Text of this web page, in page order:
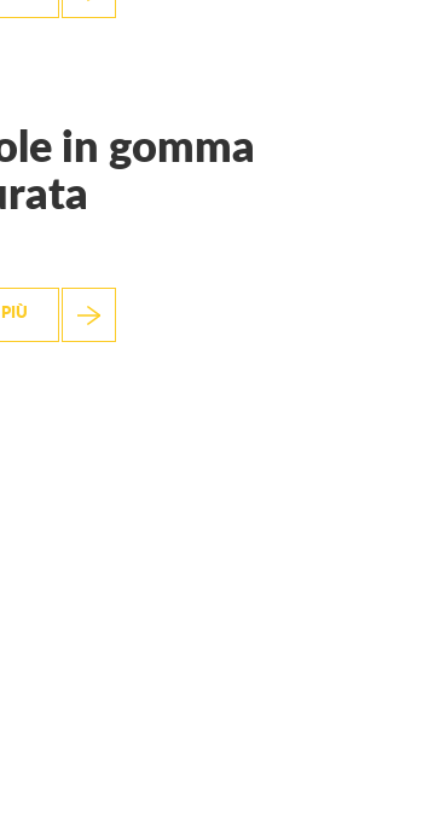
in gomma